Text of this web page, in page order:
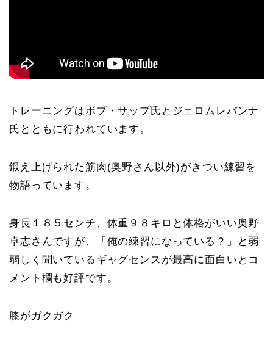
トレーニングはボブ・サップ氏とジェロムレバンナ
氏とともに行われています。
鍛え上げられた筋肉(奥野さん以外)がきつい練習を
物語っています。
身長１８５センチ、体重９８キロと体格がいい奥野
卓志さんですが、「俺の練習になっている？」と弱
弱しく聞いているギャグセンスが最高に面白いとコ
メント欄も好評です。
膝がガクガク